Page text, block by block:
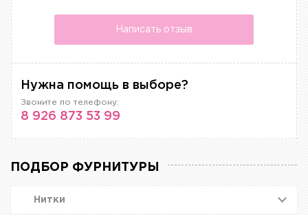
Написать отзыв
Нужна помощь в выборе?
Звоните по телефону:
8 926 873 53 99
ПОДБОР ФУРНИТУРЫ
Нитки